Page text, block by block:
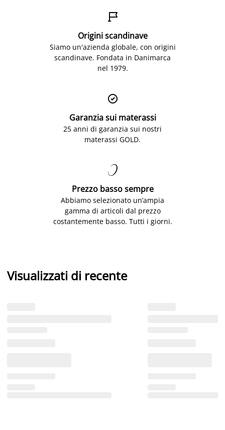

Origini scandinave
Siamo un'azienda globale, con origini
scandinave. Fondata in Danimarca
nel 1979.

Garanzia sui materassi
25 anni di garanzia sui nostri
materassi GOLD.

Prezzo basso sempre
Abbiamo selezionato un’ampia
gamma di articoli dal prezzo
costantemente basso. Tutti i giorni.
Visualizzati di recente